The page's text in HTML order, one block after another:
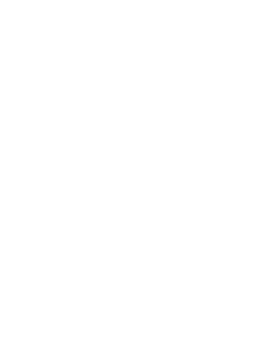
um 1,0 Mio. USD,
und Verwaltungskosten für
Dies ist hauptsächlich auf
Zusammenhang mit der
Nettoverluste für das
Die sonstigen Nettoerträge/(-
der Gesellschaft
zu dem am 30. Juni
von Incyte um 1,3
den Rückgang der